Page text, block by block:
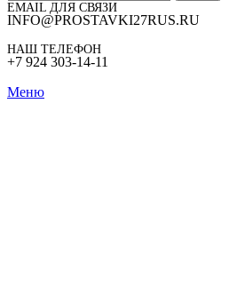
EMAIL ДЛЯ СВЯЗИ
INFO@PROSTAVKI27RUS.RU
НАШ ТЕЛЕФОН
+7 924 303-14-11
Меню